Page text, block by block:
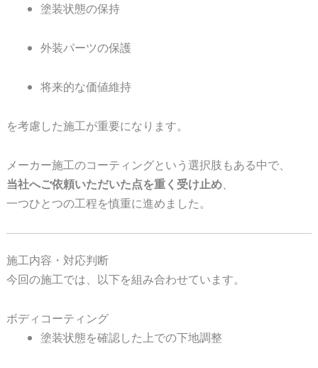
塗装状態の保持
外装パーツの保護
将来的な価値維持
を考慮した施工が重要になります。
メーカー施工のコーティングという選択肢もある中で、
当社へご依頼いただいた点を重く受け止め、
一つひとつの工程を慎重に進めました。
施工内容・対応判断
今回の施工では、以下を組み合わせています。
ボディコーティング
塗装状態を確認した上での下地調整